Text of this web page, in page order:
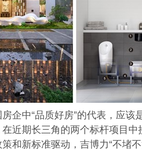
企中“品质好房”的代表，应该
近期长三角的两个标杆项目
和新标准驱动，吉博力“不堵